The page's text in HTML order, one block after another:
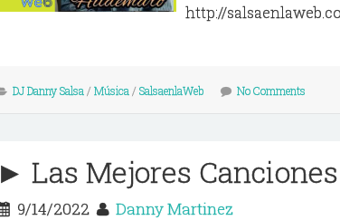
http://
DJ Danny Salsa / Música / SalsaenlaWeb No Comments
► Las Mejores
9/14/2022 Danny Martinez